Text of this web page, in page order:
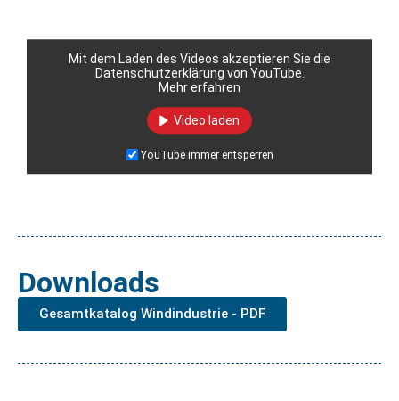
Mit dem Laden des Videos akzeptieren Sie die
Datenschutzerklärung von YouTube.
Mehr erfahren
Video laden
YouTube immer entsperren
Downloads
Gesamtkatalog Windindustrie - PDF